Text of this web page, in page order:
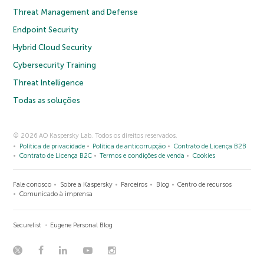
Threat Management and Defense
Endpoint Security
Hybrid Cloud Security
Cybersecurity Training
Threat Intelligence
Todas as soluções
© 2026 AO Kaspersky Lab. Todos os direitos reservados.
Política de privacidade
Política de anticorrupção
Contrato de Licença B2B
Contrato de Licença B2C
Termos e condições de venda Cookies
Fale conosco Sobre a Kaspersky Parceiros Blog
Centro de recursos
Comunicado à imprensa
Securelist Eugene Personal Blog